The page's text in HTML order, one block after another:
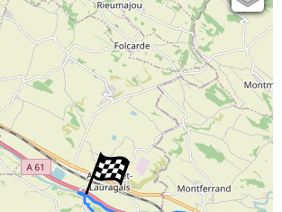
Open Topo Map
Open Street Map
ESRI Word Imagery
Photographies aériennes